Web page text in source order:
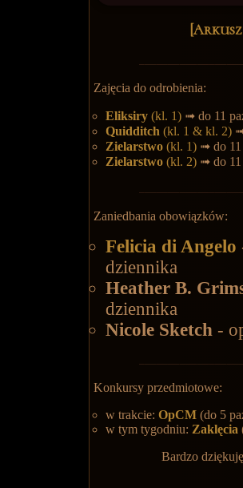
Zajęcia do odrobienia:
Eliksiry (kl. 1) ➟ do 11
Quidditch (kl. 1 & kl. 2)
Zielarstwo (kl. 1) ➟ do 11
Zielarstwo (kl. 2) ➟ do 11
Zaniedbania obowiązków:
Felicia di Angelo
dziennika
Heather B.
dziennika
Nicole Sketch -
Konkursy przedmiotowe:
w trakcie: OpCM (do 5
w tym tygodniu: Zaklęcia
Bardzo